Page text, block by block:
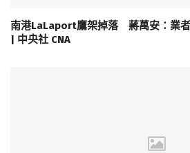
南港LaLaport鷹架掉落 蔣萬安：業
| 中央社 CNA